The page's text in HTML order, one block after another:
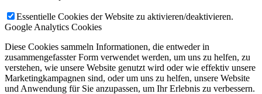
Essentielle Cookies der Website zu aktivieren/deaktivieren.
Google Analytics Cookies
Diese Cookies sammeln Informationen, die entweder in
zusammengefasster Form verwendet werden, um uns zu helfen, zu
verstehen, wie unsere Website genutzt wird oder wie effektiv unsere
Marketingkampagnen sind, oder um uns zu helfen, unsere Website
und Anwendung für Sie anzupassen, um Ihr Erlebnis zu verbessern.